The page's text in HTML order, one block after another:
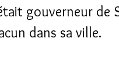
gouverneur de
dans sa ville.